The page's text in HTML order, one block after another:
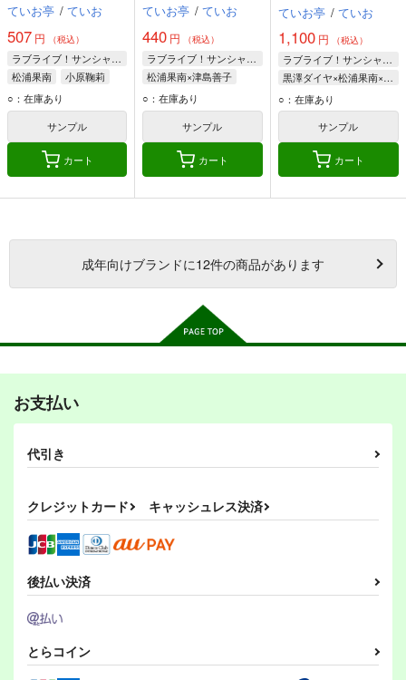
ていお亭 / ていお
507 円 （税込）
ラブライブ！サンシャイン!!
松浦果南
小原鞠莉
渡辺曜
○：在庫あり
サンプル
カート
ていお亭 / ていお
440 円 （税込）
ラブライブ！サンシャイン!!
松浦果南×津島善子
小原鞠莉
津島善子
○：在庫あり
サンプル
カート
ていお亭 / ていお
1,100円 （税込）
ラブライブ！サンシャイン!!
黒澤ダイヤ×松浦果南×小原鞠莉
黒澤ダイヤ
松浦果南
○：在庫あり
サンプル
カート
成年向けブランドに12件の商品があります
お支払い
代引き
クレジットカード キャッシュレス決済
後払い決済
とらコイン